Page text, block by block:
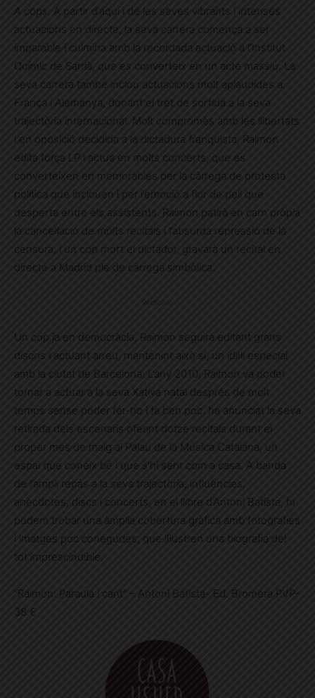
A cops. A partir d’aquí i de les seves vibrants i intenses
actuacions en directe, la seva carrera comença a ser
imparable i culmina amb la recordada actuació a l’Institut
Químic de Sarrià, que es converteix en un acte massiu. La
seva carrera també inclou actuacions molt aplaudides a
França i Alemanya, donant el tret de sortida a la seva
trajectòria internacional. Molt compromès amb les llibertats
i en oposició decidida a la dictadura franquista, Raimon
edita força LP i actua en molts concerts, que es
converteixen en memorables per la càrrega de protesta
política que inclouen i per l’emoció a flor de pell que
desperta entre els assistents. Raimon patirà en carn pròpia
la cancel·lació de molts recitals i l’absurda repressió de la
censura, i un cop mort el dictador, gravarà un recital en
directe a Madrid ple de càrrega simbòlica.
Un cop ja en democràcia, Raimon seguirà editant grans
discos i actuant arreu, mantenint això sí, un idil·li especial
amb la ciutat de Barcelona. L’any 2010, Raimon va poder
tornar a actuar a la seva Xàtiva natal després de molt
temps sense poder fer-ho i fa ben poc, ha anunciat la seva
retirada dels escenaris oferint dotze recitals durant el
proper mes de maig al Palau de la Música Catalana, un
espai que coneix bé i que s’hi sent com a casa. A banda
de l’ampli repàs a la seva trajectòria, influències,
anècdotes, discs i concerts, en el llibre d’Antoni Batista, hi
podem trobar una àmplia cobertura gràfica amb fotografies
i imatges poc conegudes, que il·lustren una biografia del
tot imprescindible.
“Raimon: Paraula i cant” – Antoni Batista- Ed. Bromera PVP-
38 €